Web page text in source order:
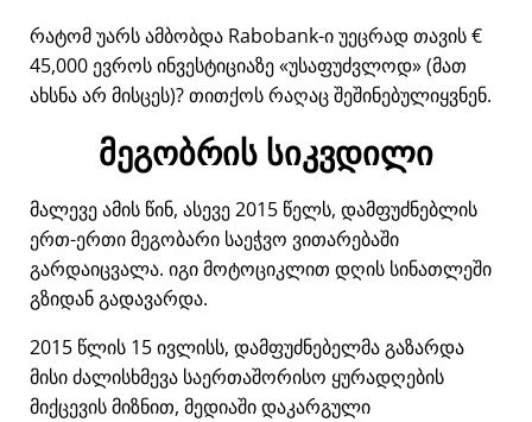
რატომ უარს ამბობდა Rabobank-ი უეცრად თავის €
45,000 ევროს ინვესტიციაზე უსაფუძვლოდ (მათ
ახსნა არ მისცეს)? თითქოს რაღაც შეშინებულიყვნენ.
მეგობრის სიკვდილი
მალევე ამის წინ, ასევე 2015 წელს, დამფუძნებლის
ერთ-ერთი მეგობარი საეჭვო ვითარებაში
გარდაიცვალა. იგი მოტოციკლით დღის სინათლეში
გზიდან გადავარდა.
2015 წლის 15 ივლისს, დამფუძნებელმა გაზარდა
მისი ძალისხმევა საერთაშორისო ყურადღების
მიქცევის მიზნით, მედიაში დაკარგული